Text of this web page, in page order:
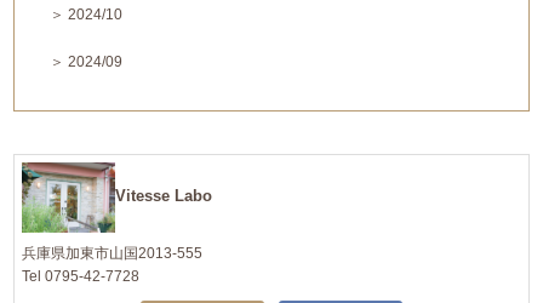
＞ 2024/10
＞ 2024/09
Vitesse Labo
兵庫県加東市山国2013-555
Tel 0795-42-7728